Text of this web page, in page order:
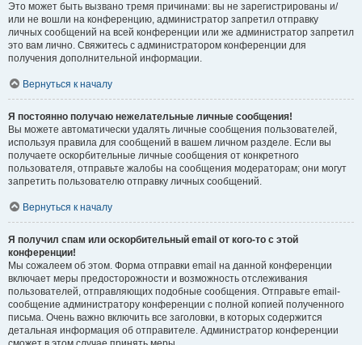
Это может быть вызвано тремя причинами: вы не зарегистрированы и/
или не вошли на конференцию, администратор запретил отправку
личных сообщений на всей конференции или же администратор запретил
это вам лично. Свяжитесь с администратором конференции для
получения дополнительной информации.
Вернуться к началу
Я постоянно получаю нежелательные личные сообщения!
Вы можете автоматически удалять личные сообщения пользователей,
используя правила для сообщений в вашем личном разделе. Если вы
получаете оскорбительные личные сообщения от конкретного
пользователя, отправьте жалобы на сообщения модераторам; они могут
запретить пользователю отправку личных сообщений.
Вернуться к началу
Я получил спам или оскорбительный email от кого-то с этой
конференции!
Мы сожалеем об этом. Форма отправки email на данной конференции
включает меры предосторожности и возможность отслеживания
пользователей, отправляющих подобные сообщения. Отправьте email-
сообщение администратору конференции с полной копией полученного
письма. Очень важно включить все заголовки, в которых содержится
детальная информация об отправителе. Администратор конференции